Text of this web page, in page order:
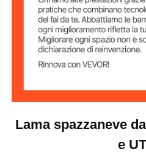
dell'articolo
1524
Lama spazzaneve
e